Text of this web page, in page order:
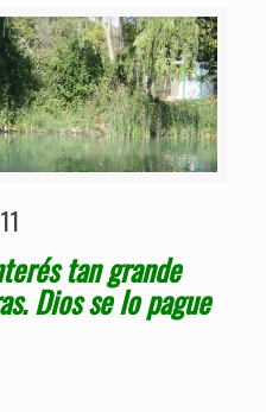
tan grande
Dios se lo pague